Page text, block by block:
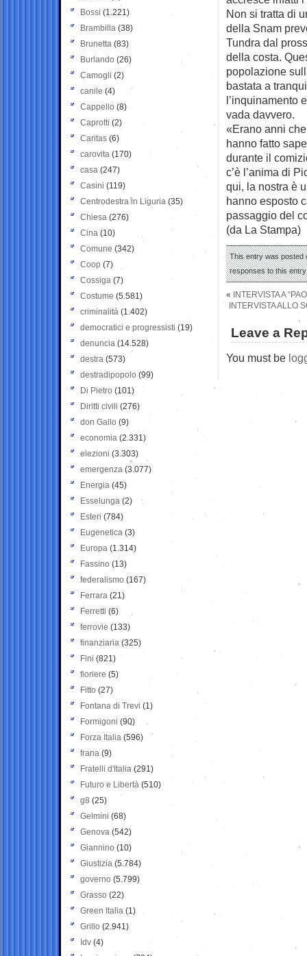
Non si tratta di
della Snam
Tundra dal
della costa.
popolazione
bastata a
l’inquinamento
vada davvero.
«Erano anni
hanno fatto
durante il
c’è l’anima di
qui, la nostra è
hanno esposto
passaggio del
(da La Stampa)
This entry was posted
responses to this
«
INTERVISTA A
INTERVISTA ALLO
Leave a
You must be
Bossi (1.221)
Brambilla (38)
Brunetta (83)
Burlando (26)
Camogli (2)
canile (4)
Cappello (8)
Caprotti (2)
Caritas (6)
carovita (170)
casa (247)
Casini (119)
Centrodestra in Liguria (35)
Chiesa (276)
Cina (10)
Comune (342)
Coop (7)
Cossiga (7)
Costume (5.581)
criminalità (1.402)
democratici e progressisti (19)
denuncia (14.528)
destra (573)
destradipopolo (99)
Di Pietro (101)
Diritti civili (276)
don Gallo (9)
economia (2.331)
elezioni (3.303)
emergenza (3.077)
Energia (45)
Esselunga (2)
Esteri (784)
Eugenetica (3)
Europa (1.314)
Fassino (13)
federalismo (167)
Ferrara (21)
Ferretti (6)
ferrovie (133)
finanziaria (325)
Fini (821)
fioriere (5)
Fitto (27)
Fontana di Trevi (1)
Formigoni (90)
Forza Italia (596)
frana (9)
Fratelli d'Italia (291)
Futuro e Libertà (510)
g8 (25)
Gelmini (68)
Genova (542)
Giannino (10)
Giustizia (5.784)
governo (5.799)
Grasso (22)
Green Italia (1)
Grillo (2.941)
Idv (4)